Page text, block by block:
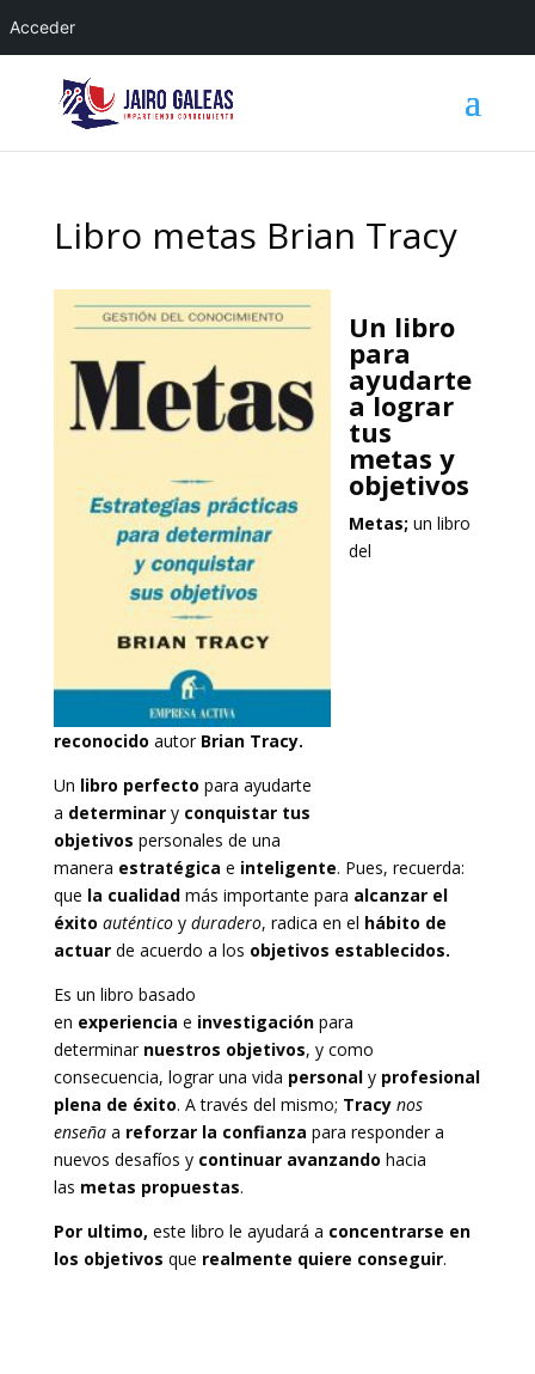
Acceder
Libro metas Brian Tracy
Un libro
para
ayudarte
a lograr
tus
metas y
objetivos
Metas; un libro
del
reconocido autorBrian Tracy.
Un libro perfecto para ayudarte
a determinary conquistar tus
objetivos personales de una
manera estratégica e inteligente. Pues, recuerda:
que la cualidadmás importante para alcanzar el
éxito auténticoy duradero, radica en el hábito de
actuarde acuerdo a los objetivos establecidos.
Es un libro basado
en experiencia e investigaciónpara
determinar nuestros objetivos, y como
consecuencia, lograr una vida personaly profesional
plena de éxito. A través del mismo; Tracy nos
enseñaa reforzar la confianza para responder a
nuevos desafíos y continuar avanzando hacia
las metas propuestas.
Por ultimo, este libro le ayudará a concentrarse en
los objetivos que realmente quiere conseguir.